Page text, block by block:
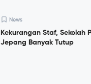
News
Kekurangan Staf, Sekolah
Jepang Banyak Tutup